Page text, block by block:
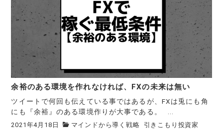
余裕のある環境を作れなければ、FXの未来は無い
ツイートで何回も伝えている事ではあるが、FXは兎にも角
にも『余裕』のある環境作りが大事である。 ...
2021年4月18日 マインドから導く戦略 引きこもり投資家